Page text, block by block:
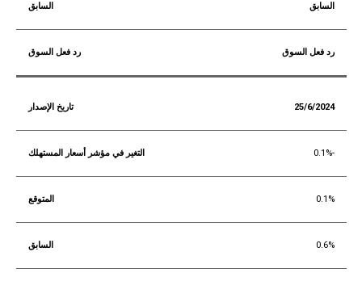
السابق
رد فعل السوق
25/6/2024
-0.1%
0.1%
0.6%